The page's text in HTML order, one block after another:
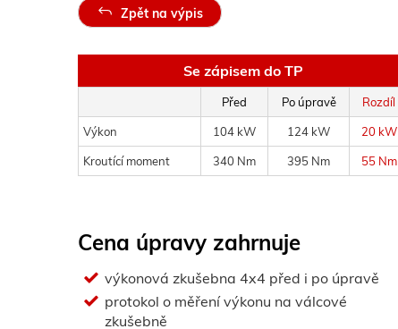
Zpět na výpis
Se zápisem do TP
Před Po úpravě Rozdíl
Výkon 104 kW 124 kW 20 kW
Kroutící moment 340 Nm 395 Nm 55 Nm
Cena úpravy zahrnuje
výkonová zkušebna 4x4 před i po úpravě
protokol o měření výkonu na válcové
zkušebně